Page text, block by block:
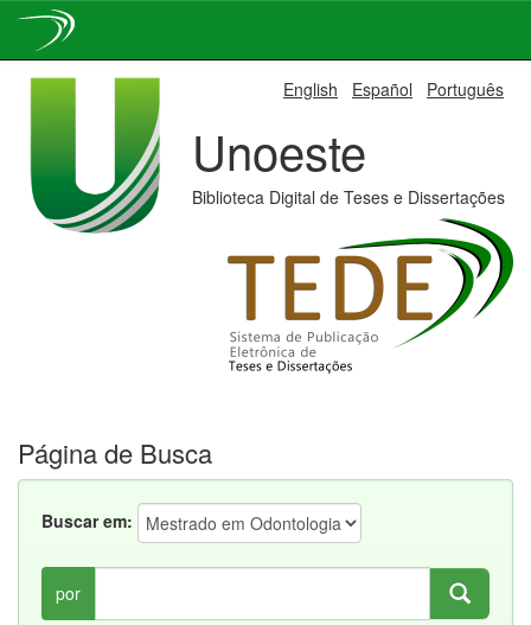
English Español Português
Unoeste
Biblioteca Digital de Teses e Dissertações
Página de Busca
Buscar em:
por